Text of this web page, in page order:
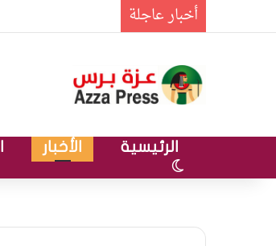
أخبار عاجلة
الرئيسية الأخبار
الوضع المظلم